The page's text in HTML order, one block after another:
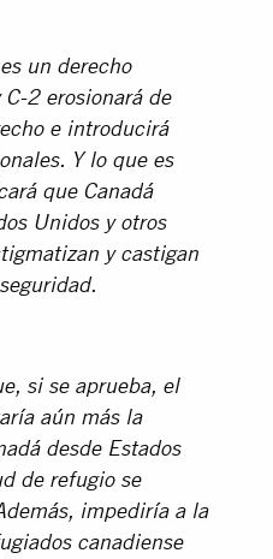
un derecho
2 erosionará de
e introducirá
Y lo que es
que Canadá
Unidos y otros
y castigan
si se aprueba, el
aún más la
desde Estados
de refugio se
impediría a la
canadiense